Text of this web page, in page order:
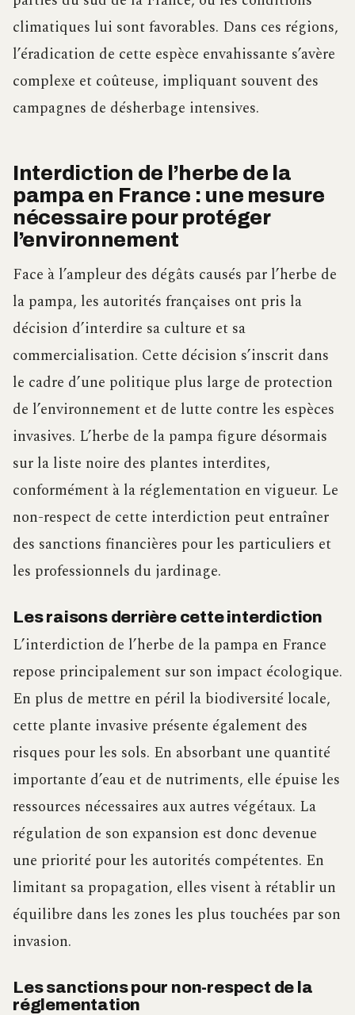
climatiques lui sont favorables. Dans ces régions,
l’éradication de cette espèce envahissante s’avère
complexe et coûteuse, impliquant souvent des
campagnes de désherbage intensives.
Interdiction de l’herbe de la
pampa en France : une mesure
nécessaire pour protéger
l’environnement
Face à l’ampleur des dégâts causés par l’herbe de
la pampa, les autorités françaises ont pris la
décision d’interdire sa culture et sa
commercialisation. Cette décision s’inscrit dans
le cadre d’une politique plus large de protection
de l’environnement et de lutte contre les espèces
invasives. L’herbe de la pampa figure désormais
sur la liste noire des plantes interdites,
conformément à la réglementation en vigueur. Le
non-respect de cette interdiction peut entraîner
des sanctions financières pour les particuliers et
les professionnels du jardinage.
Les raisons derrière cette interdiction
L’interdiction de l’herbe de la pampa en France
repose principalement sur son impact écologique.
En plus de mettre en péril la biodiversité locale,
cette plante invasive présente également des
risques pour les sols. En absorbant une quantité
importante d’eau et de nutriments, elle épuise les
ressources nécessaires aux autres végétaux. La
régulation de son expansion est donc devenue
une priorité pour les autorités compétentes. En
limitant sa propagation, elles visent à rétablir un
équilibre dans les zones les plus touchées par son
invasion.
Les sanctions pour non-respect de la
réglementation